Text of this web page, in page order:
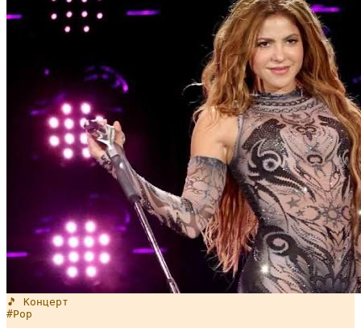
🎵 Концерт
#Pop